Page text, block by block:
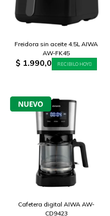
Freidora sin aceite 4.5L AIWA
AW-FK45
$ 1.990,0 RECIBILO HOY
Cafetera digital AIWA AW-
CD9423